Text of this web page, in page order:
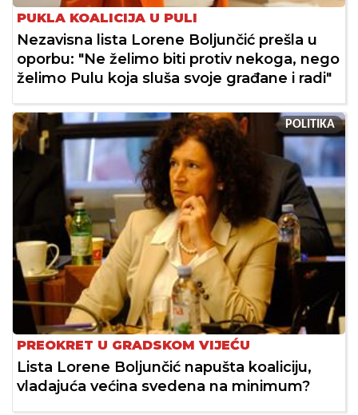
PUKLA KOALICIJA U PULI
Nezavisna lista Lorene Boljunčić prešla u
oporbu: "Ne želimo biti protiv nekoga, nego
želimo Pulu koja sluša svoje građane i radi"
POLITIKA
PREOKRET U GRADSKOM VIJEĆU
Lista Lorene Boljunčić napušta koaliciju,
vladajuća većina svedena na minimum?